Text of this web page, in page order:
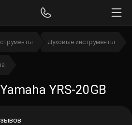
Духовые инструменты
YRS-20GB